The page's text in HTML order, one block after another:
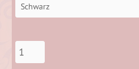
Schwarz